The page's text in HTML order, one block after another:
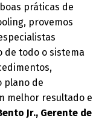
práticas de
provemos
de todo o sistema
plano de
melhor resultado e
Jr., Gerente de